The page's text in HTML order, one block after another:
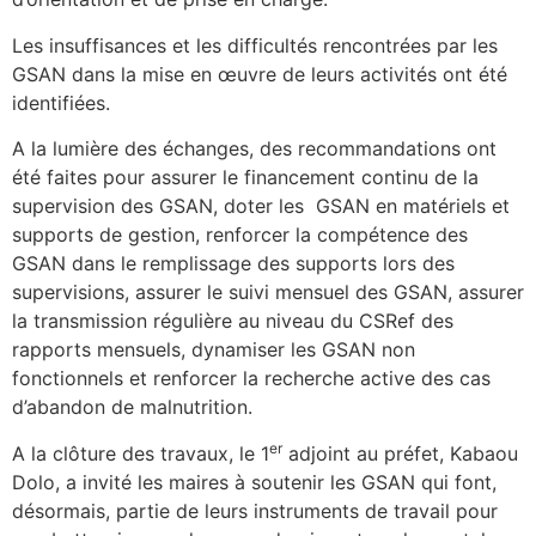
Les insuffisances et les difficultés rencontrées par les
GSAN dans la mise en œuvre de leurs activités ont été
identifiées.
A la lumière des échanges, des recommandations ont
été faites pour assurer le financement continu de la
supervision des GSAN, doter les GSAN en matériels et
supports de gestion, renforcer la compétence des
GSAN dans le remplissage des supports lors des
supervisions, assurer le suivi mensuel des GSAN, assurer
la transmission régulière au niveau du CSRef des
rapports mensuels, dynamiser les GSAN non
fonctionnels et renforcer la recherche active des cas
d’abandon de malnutrition.
A la clôture des travaux, le 1eradjoint au préfet, Kabaou
Dolo, a invité les maires à soutenir les GSAN qui font,
désormais, partie de leurs instruments de travail pour